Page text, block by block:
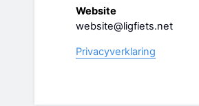
Website
website@ligfiets.net
Privacyverklaring